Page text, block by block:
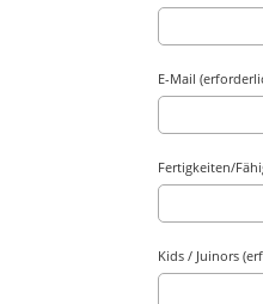
E-Mail
Fertigkeiten/
Kids / Juinors